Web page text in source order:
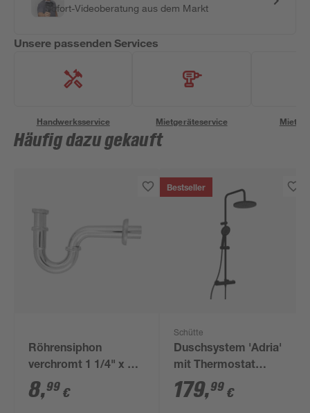
Sofort-Videoberatung aus dem Markt
Unsere passenden Services
Handwerksservice Mietgeräteservice
Häufig dazu gekauft
Röhrensiphon
verchromt 1 1/4" x 32
mm
8,99 €
Bestseller
Schütte
Duschsystem 'Adria'
mit Thermostat
schwarz rund
179,99 €